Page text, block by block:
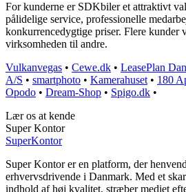
For kunderne er SDKbiler et attraktivt
pålidelige service, professionelle
konkurrencedygtige priser. Flere kunder
virksomheden til andre.
Vulkanvegas • Cewe.dk • LeasePlan
A/S • smartphoto • Kamerahuset • 180
Opodo • Dream-Shop • Spigo.dk •
Lær os at kende
Super Kontor
SuperKontor
Super Kontor er en platform, der
erhvervsdrivende i Danmark. Med et
indhold af høj kvalitet, stræber mediet